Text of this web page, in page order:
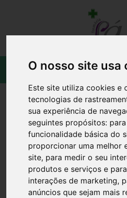
O nosso site usa
Este site utiliza cookies e
tecnologias de
sua experiência de
seguintes propósitos:
funcionalidade básica do
proporcionar uma melhor
site, para medir o seu
produtos e serviços e
interações de marketing,
anúncios que sejam mais